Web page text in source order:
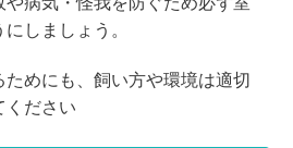
しましょう。
めにも、飼い方や環境は適切
ください